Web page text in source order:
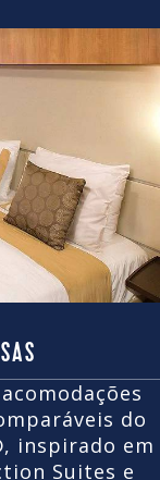
​​do
inspirado em
Suites e